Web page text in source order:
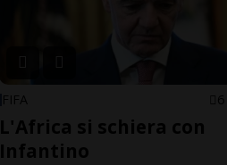
FIFA
L'Africa si schiera con
Infantino